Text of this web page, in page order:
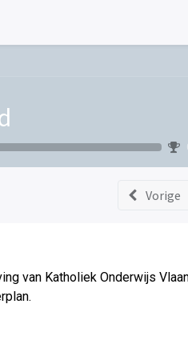
Vorige
van Katholiek Onderwijs